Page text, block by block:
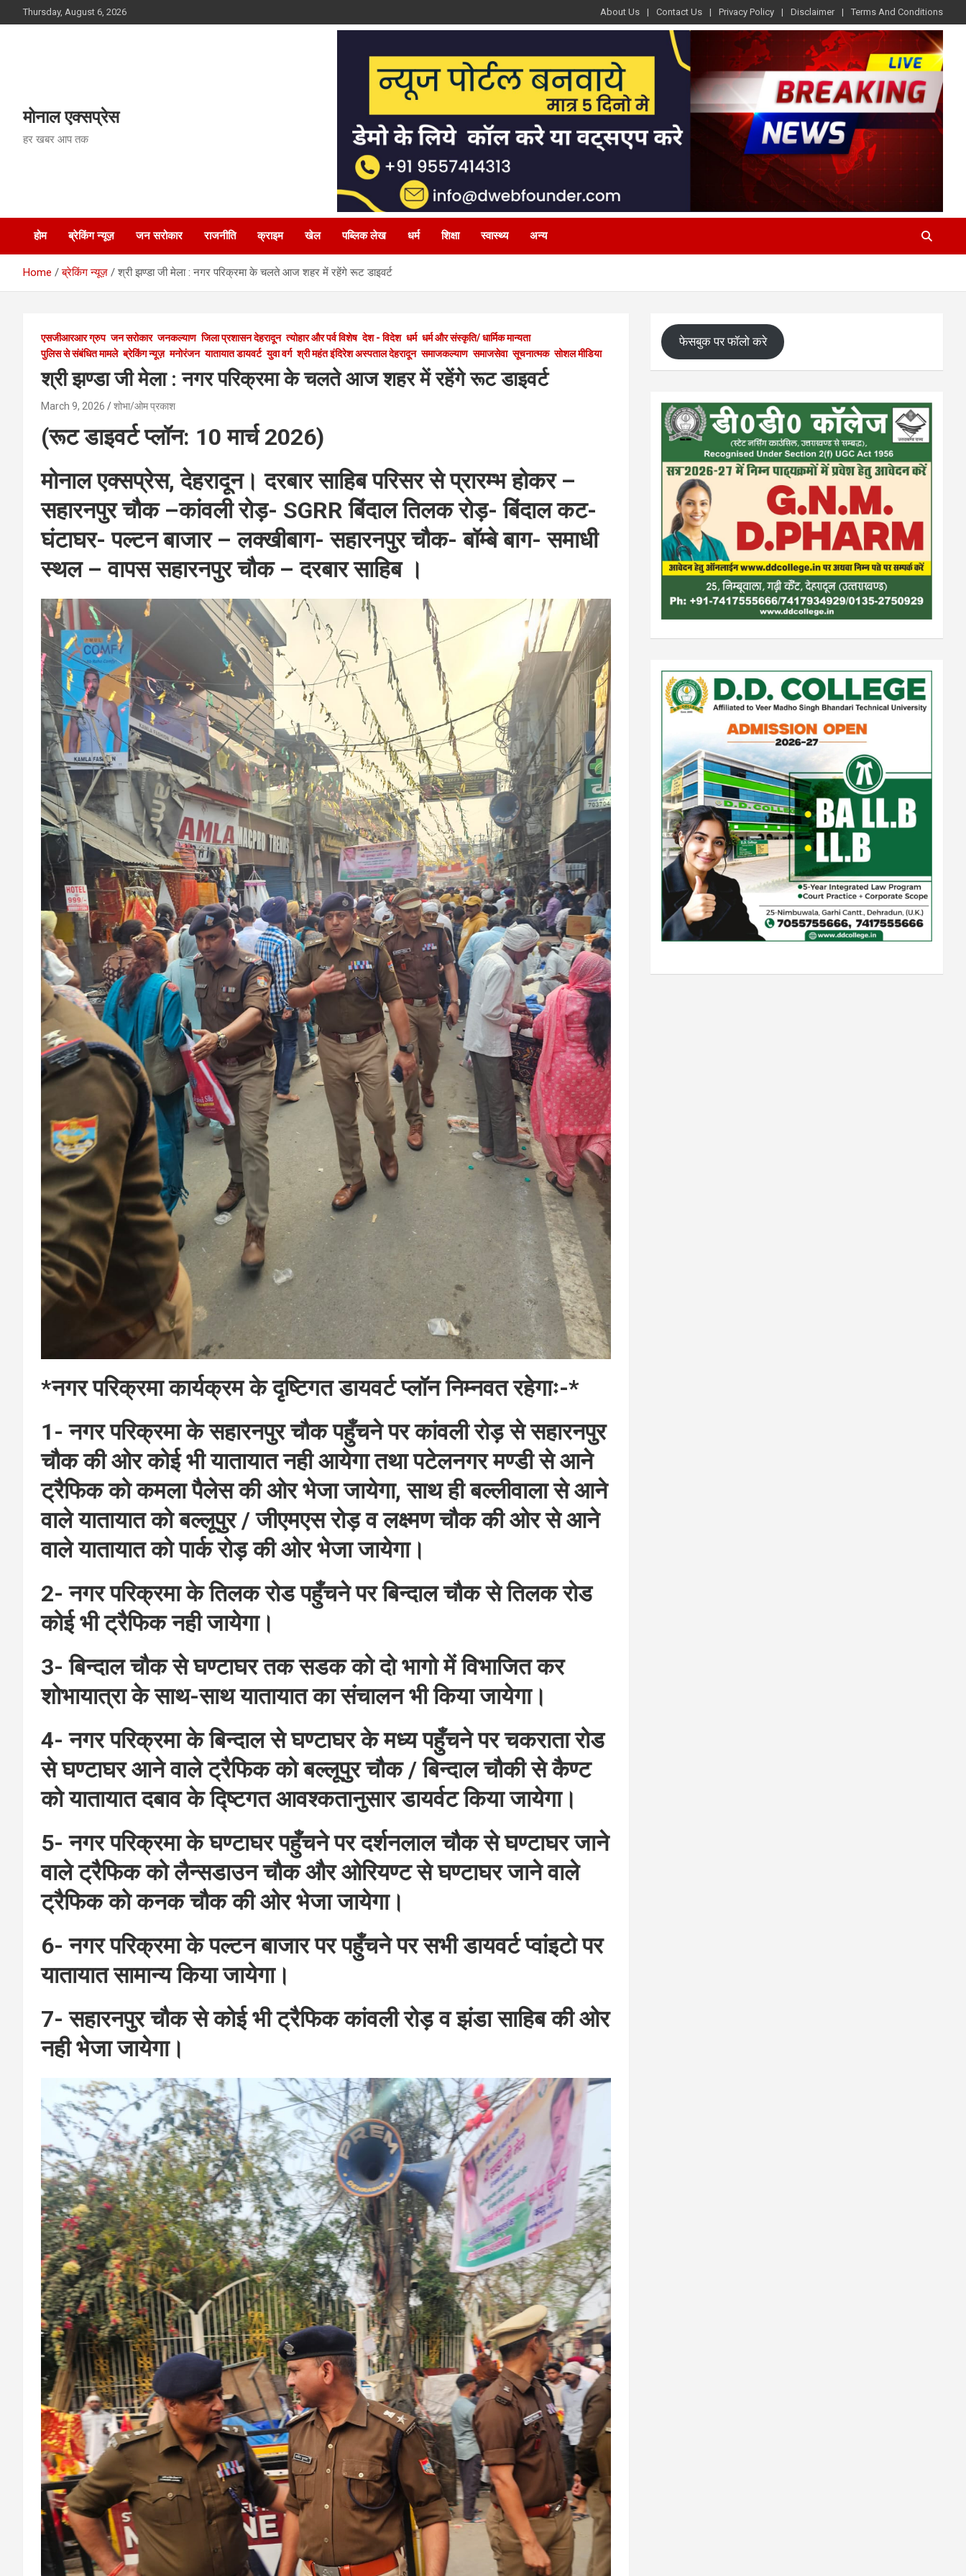
to
Thursday, August 6, 2026 About Us Contact Us Privacy Policy Disclaimer Terms And Conditions
मोनाल एक्सप्रेस
हर खबर आप तक
होम ब्रेकिंग न्यूज़ जन सरोकार राजनीति क्राइम खेल पब्लिक लेख धर्म शिक्षा स्वास्थ्य अन्य
Home ब्रेकिंग न्यूज़ श्री झण्डा जी मेला : नगर परिक्रमा के चलते आज शहर में रहेंगे रूट डाइवर्ट
एसजीआरआर ग्रुप जन सरोकार जनकल्याण जिला प्रशासन देहरादून त्योहार और पर्व विशेष देश - विदेश धर्म धर्म और संस्कृति/ धार्मिक मान्यता
पुलिस से संबंधित मामले ब्रेकिंग न्यूज़ मनोरंजन यातायात डायवर्ट युवा वर्ग श्री महंत इंदिरेश अस्पताल देहरादून समाजकल्याण समाजसेवा सूचनात्मक सोशल मीडिया
श्री झण्डा जी मेला : नगर परिक्रमा के चलते आज शहर में रहेंगे रूट डाइवर्ट
March 9, 2026 शोभा/ओम प्रकाश
(रूट डाइवर्ट प्लॉन: 10 मार्च 2026)
मोनाल एक्सप्रेस, देहरादून। दरबार साहिब परिसर से प्रारम्भ होकर –
सहारनपुर चौक –कांवली रोड़- SGRR बिंदाल तिलक रोड़- बिंदाल कट-
घंटाघर- पल्टन बाजार – लक्खीबाग- सहारनपुर चौक- बॉम्बे बाग- समाधी
स्थल – वापस सहारनपुर चौक – दरबार साहिब ।
*नगर परिक्रमा कार्यक्रम के दृष्टिगत डायवर्ट प्लॉन निम्नवत रहेगाः-*
1- नगर परिक्रमा के सहारनपुर चौक पहुँचने पर कांवली रोड़ से सहारनपुर
चौक की ओर कोई भी यातायात नही आयेगा तथा पटेलनगर मण्डी से आने
ट्रैफिक को कमला पैलेस की ओर भेजा जायेगा, साथ ही बल्लीवाला से आने
वाले यातायात को बल्लूपुर / जीएमएस रोड़ व लक्ष्मण चौक की ओर से आने
वाले यातायात को पार्क रोड़ की ओर भेजा जायेगा।
2- नगर परिक्रमा के तिलक रोड पहुँचने पर बिन्दाल चौक से तिलक रोड
कोई भी ट्रैफिक नही जायेगा।
3- बिन्दाल चौक से घण्टाघर तक सडक को दो भागो में विभाजित कर
शोभायात्रा के साथ-साथ यातायात का संचालन भी किया जायेगा।
4- नगर परिक्रमा के बिन्दाल से घण्टाघर के मध्य पहुँचने पर चकराता रोड
से घण्टाघर आने वाले ट्रैफिक को बल्लूपुर चौक / बिन्दाल चौकी से कैण्ट
को यातायात दबाव के द्ष्टिगत आवश्कतानुसार डायर्वट किया जायेगा।
5- नगर परिक्रमा के घण्टाघर पहुँचने पर दर्शनलाल चौक से घण्टाघर जाने
वाले ट्रैफिक को लैन्सडाउन चौक और ओरियण्ट से घण्टाघर जाने वाले
ट्रैफिक को कनक चौक की ओर भेजा जायेगा।
6- नगर परिक्रमा के पल्टन बाजार पर पहुँचने पर सभी डायवर्ट प्वांइटो पर
यातायात सामान्य किया जायेगा।
7- सहारनपुर चौक से कोई भी ट्रैफिक कांवली रोड़ व झंडा साहिब की ओर
नही भेजा जायेगा।
फेसबुक पर फॉलो करे